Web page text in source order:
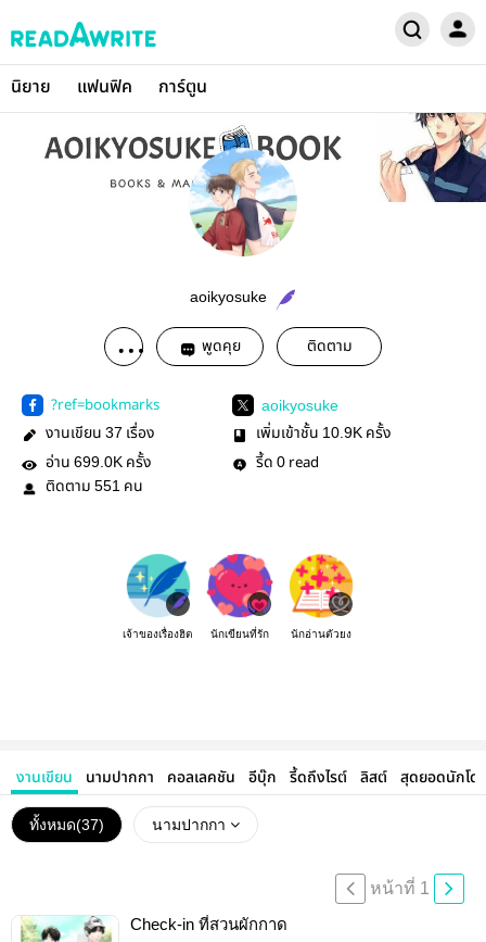
นิยาย แฟนฟิค การ์ตูน
aoikyosuke
พูดคุย ติดตาม
?ref=bookmarks aoikyosuke
งานเขียน 37 เรื่อง เพิ่มเข้าชั้น 10.9K ครั้ง
อ่าน 699.0K ครั้ง รี้ด 0 read
ติดตาม 551 คน
เจ้าของเรื่องฮิต นักเขียนที่รัก นักอ่านตัวยง
งานเขียน นามปากกา คอลเลคชัน อีบุ๊ก รี้ดถึงไรต์ ลิสต์ สุดยอดนักโด
ทั้งหมด(37) นามปากกา
หน้าที่ 1
Check-in ที่สวนผักกาด